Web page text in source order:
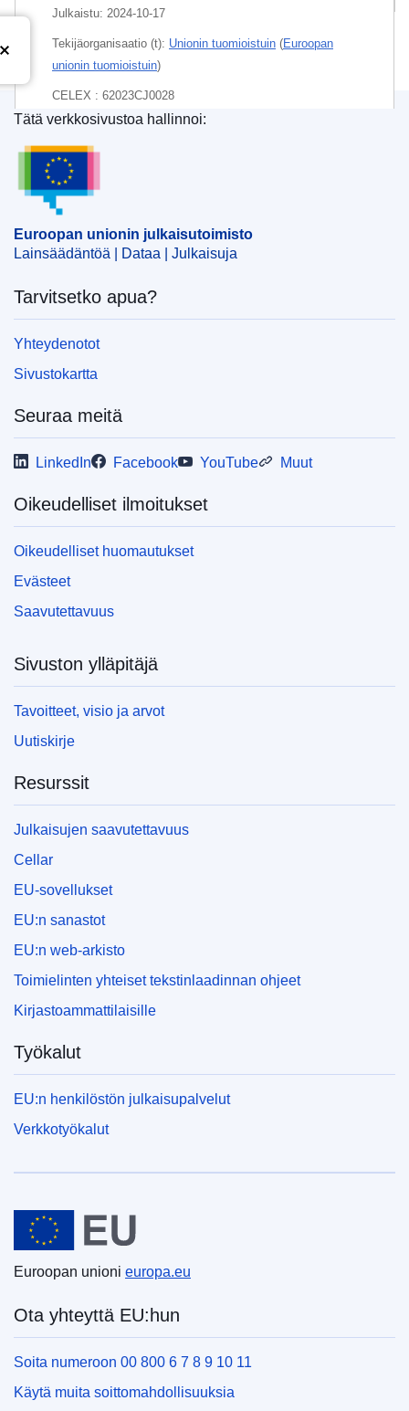
Julkaistu: 2024-10-17
Tekijäorganisaatio (t): Unionin tuomioistuin (Euroopan
unionin tuomioistuin)
CELEX : 62023CJ0028
ECLI : ECLI:EU:C:2024:893
Euroopan unionin julkaisutoimisto
Tätä verkkosivustoa hallinnoi:
Euroopan unionin julkaisutoimisto
Lainsäädäntöä | Dataa | Julkaisuja
Tarvitsetko apua?
Yhteydenotot
Sivustokartta
Seuraa meitä
LinkedIn Facebook YouTube Muut
Oikeudelliset ilmoitukset
Oikeudelliset huomautukset
Evästeet
Saavutettavuus
Sivuston ylläpitäjä
Tavoitteet, visio ja arvot
Uutiskirje
Resurssit
Julkaisujen saavutettavuus
Cellar
EU-sovellukset
EU:n sanastot
EU:n web-arkisto
Toimielinten yhteiset tekstinlaadinnan ohjeet
Kirjastoammattilaisille
Työkalut
EU:n henkilöstön julkaisupalvelut
Verkkotyökalut
Euroopan unioni
Euroopan unioni europa.eu
Ota yhteyttä EU:hun
Soita numeroon 00 800 6 7 8 9 10 11
Käytä muita soittomahdollisuuksia